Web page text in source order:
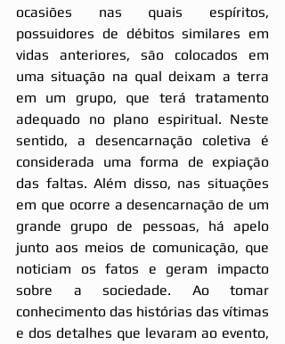
ocasiões nas quais espíritos,
possuidores de débitos similares em
vidas anteriores, são colocados em
uma situação na qual deixam a terra
em um grupo, que terá tratamento
adequado no plano espiritual. Neste
sentido, a desencarnação coletiva é
considerada uma forma de expiação
das faltas. Além disso, nas situações
em que ocorre a desencarnação de um
grande grupo de pessoas, há apelo
junto aos meios de comunicação, que
noticiam os fatos e geram impacto
sobre a sociedade. Ao tomar
conhecimento das histórias das vítimas
e dos detalhes que levaram ao evento,